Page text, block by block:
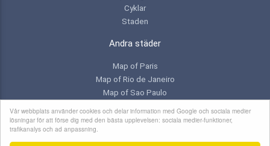
Vår webbplats använder cookies och delar information med Google och sociala medier
lösningar för att förse dig med den bästa upplevelsen: sociala medier-funktioner,
trafikanalys och ad anpassning.
Cyklar
Staden
Andra städer
Map of Paris
Map of Rio de Janeiro
Map of Sao Paulo